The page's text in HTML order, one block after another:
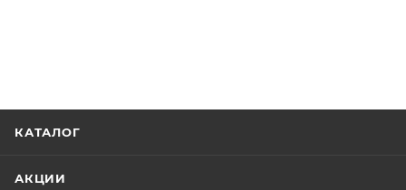
КАТАЛОГ
АКЦИИ